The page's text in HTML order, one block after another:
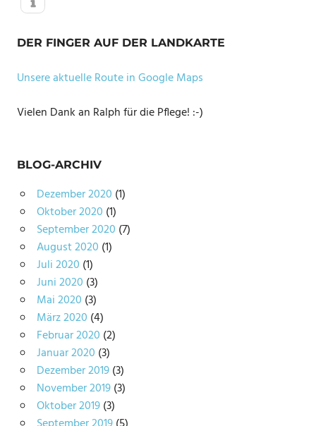
DER FINGER AUF DER LANDKARTE
Unsere aktuelle Route in Google Maps
Vielen Dank an Ralph für die Pflege! :-)
BLOG-ARCHIV
Dezember 2020 (1)
Oktober 2020 (1)
September 2020 (7)
August 2020 (1)
Juli 2020 (1)
Juni 2020 (3)
Mai 2020 (3)
März 2020 (4)
Februar 2020 (2)
Januar 2020 (3)
Dezember 2019(3)
November 2019(3)
Oktober 2019(3)